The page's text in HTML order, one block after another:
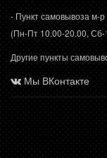
- Пункт самовывоза м-р
(Пн-Пт 10.00-20.00, Сб-
Другие пункты
Мы ВКонтакте